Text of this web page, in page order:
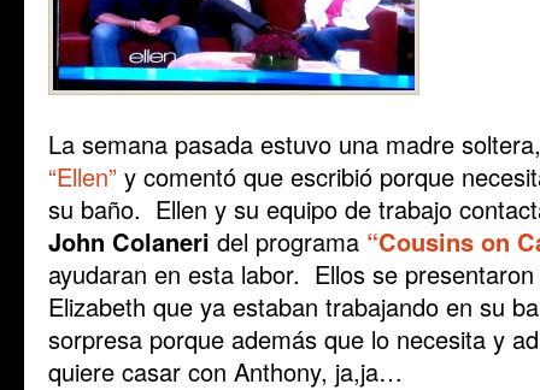
La semana pasada estuvo una madre
“Ellen” y comentó que escribió porque
su baño. Ellen y su equipo de trabajo
John Colaneri del programa “Cousins on
ayudaran en esta labor. Ellos se
Elizabeth que ya estaban trabajando en su
sorpresa porque además que lo necesita y
quiere casar con Anthony, ja,ja…